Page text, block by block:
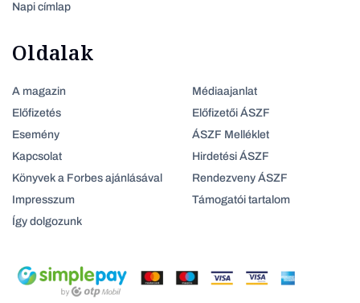
Napi címlap
Oldalak
A magazin
Előfizetés
Esemény
Kapcsolat
Könyvek a Forbes ajánlásával
Impresszum
Így dolgozunk
Médiaajanlat
Előfizetői ÁSZF
ÁSZF Melléklet
Hirdetési ÁSZF
Rendezveny ÁSZF
Támogatói tartalom